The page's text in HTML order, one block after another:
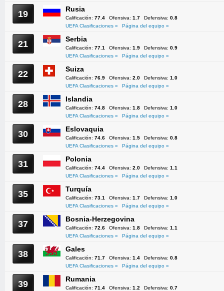
19 Rusia
Calificación: 77.4 Ofensiva: 1.7 Defensiva: 0.8
UEFA Clasificaciones »
Página del equipo »
21 Serbia
Calificación: 77.1 Ofensiva: 1.9 Defensiva: 0.9
UEFA Clasificaciones »
Página del equipo »
22 Suiza
Calificación: 76.9 Ofensiva: 2.0 Defensiva: 1.0
UEFA Clasificaciones »
Página del equipo »
28 Islandia
Calificación: 74.8 Ofensiva: 1.8 Defensiva: 1.0
UEFA Clasificaciones »
Página del equipo »
30 Eslovaquia
Calificación: 74.6 Ofensiva: 1.5 Defensiva: 0.8
UEFA Clasificaciones »
Página del equipo »
31 Polonia
Calificación: 74.4 Ofensiva: 2.0 Defensiva: 1.1
UEFA Clasificaciones »
Página del equipo »
35 Turquía
Calificación: 73.1 Ofensiva: 1.7 Defensiva: 1.0
UEFA Clasificaciones »
Página del equipo »
37 Bosnia-Herzegovina
Calificación: 72.6 Ofensiva: 1.8 Defensiva: 1.1
UEFA Clasificaciones »
Página del equipo »
38 Gales
Calificación: 71.7 Ofensiva: 1.4 Defensiva: 0.8
UEFA Clasificaciones »
Página del equipo »
39 Rumania
Calificación: 71.4 Ofensiva: 1.2 Defensiva: 0.7